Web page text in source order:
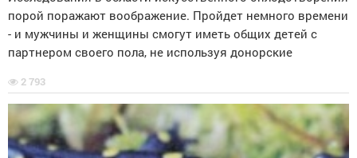
порой поражают воображение. Пройдет немного времени
- и мужчины и женщины смогут иметь общих детей с
партнером своего пола, не используя донорские
2 793